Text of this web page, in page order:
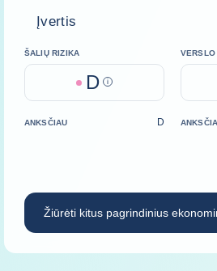
Įvertis
ŠALIŲ RIZIKA
D Help
VERSLO
ANKSČIAU D
Žiūrėti kitus pagrindinius